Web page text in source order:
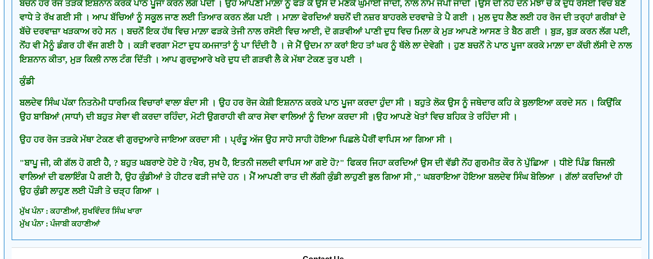
ਬਚਨੋਂ ਹਰ ਰੋਜ ਤੜਕੇ ਇਸ਼ਨਾਨ ਕਰਕੇ ਪਾਠ ਪੂਜਾ ਕਰਨ ਲੱਗ ਪੈਂਦੀ । ਉਹ ਆਪਣੀ ਮਾਲ਼ਾ ਨੂੰ ਫੜ ਕੇ ਉਸ ਦੇ ਮਣਕੇ ਘੁਮਾਈ ਜਾਂਦੀ, ਨਾਲ ਨਾਮ ਜਪੀ ਜਾਂਦੀ ।ਉਸ ਦੀ ਨੋਂਹ ਦੋਨੋਂ ਮੱਝਾਂ ਚੋ ਕੇ ਦੁਧ ਰਸੋਈ ਵਿਚ ਬਣੇ
ਵਾਧੇ ਤੇ ਰੱਖ ਗਈ ਸੀ । ਆਪ ਬੱਚਿਆਂ ਨੂੰ ਸਕੂਲ ਜਾਣ ਲਈ ਤਿਆਰ ਕਰਨ ਲੱਗ ਪਈ । ਮਾਲ਼ਾ ਫੇਰਦਿਆਂ ਬਚਨੋਂ ਦੀ ਨਜ਼ਰ ਬਾਹਰਲੇ ਦਰਵਾਜ਼ੇ ਤੇ ਪੈ ਗਈ । ਮੁਲ ਦੁਧ ਲੈਣ ਲਈ ਹਰ ਰੋਜ ਦੀ ਤਰ੍ਹਾਂ ਗਰੀਬਾਂ ਦੇ
ਬੱਚੇ ਦਰਵਾਜ਼ਾ ਖੜਕਾਅ ਰਹੇ ਸਨ । ਬਚਨੋਂ ਇਕ ਹੱਥ ਵਿਚ ਮਾਲ਼ਾ ਫੜਕੇ ਤੇਜੀ ਨਾਲ ਰਸੋਈ ਵਿਚ ਆਈ, ਦੋ ਗੜਵੀਆਂ ਪਾਣੀ ਦੁਧ ਵਿਚ ਮਿਲਾ ਕੇ ਮੁੜ ਆਪਣੇ ਆਸਣ ਤੇ ਬੈਠ ਗਈ । ਬੁੜ, ਬੁੜ ਕਰਨ ਲੱਗ ਪਈ,
ਨੋਂਹ ਵੀ ਮੈਨੂੰ ਡੰਗਰ ਹੀ ਵੱਜ ਗਈ ਹੈ । ਕੜੀ ਵਰਗਾ ਮੋਟਾ ਦੁਧ ਕਮਜਾਤਾਂ ਨੂੰ ਪਾ ਦਿੰਦੀ ਹੈ । ਜੇ ਮੈਂ ਉਦਮ ਨਾ ਕਰਾਂ ਇਹ ਤਾਂ ਘਰ ਨੂੰ ਥੱਲੇ ਲਾ ਦੇਵੇਗੀ । ਹੁਣ ਬਚਨੋਂ ਨੇ ਪਾਠ ਪੂਜਾ ਕਰਕੇ ਮਾਲ਼ਾ ਦਾ ਕੱਚੀ ਲੱਸੀ ਦੇ ਨਾਲ
ਇਸ਼ਨਾਨ ਕੀਤਾ, ਮੁੜ ਕਿਲੀ ਨਾਲ ਟੰਗ ਦਿੱਤੀ । ਆਪ ਗੁਰਦੁਆਰੇ ਖਰੇ ਦੁਧ ਦੀ ਗੜਵੀ ਲੈ ਕੇ ਮੱਥਾ ਟੇਕਣ ਤੁਰ ਪਈ ।
ਕੁੰਡੀ
ਬਲਦੇਵ ਸਿੰਘ ਪੱਕਾ ਨਿਤਨੇਮੀ ਧਾਰਮਿਕ ਵਿਚਾਰਾਂ ਵਾਲਾ ਬੰਦਾ ਸੀ । ਉਹ ਹਰ ਰੋਜ ਕੇਸ਼ੀ ਇਸ਼ਨਾਨ ਕਰਕੇ ਪਾਠ ਪੂਜਾ ਕਰਦਾ ਹੁੰਦਾ ਸੀ । ਬਹੁਤੇ ਲੋਕ ਉਸ ਨੂੰ ਜਥੇਦਾਰ ਕਹਿ ਕੇ ਬੁਲਾਇਆ ਕਰਦੇ ਸਨ । ਕਿਉਂਕਿ
ਉਹ ਬਾਬਿਆਂ (ਸਾਧਾਂ) ਦੀ ਬਹੁਤ ਸੇਵਾ ਵੀ ਕਰਦਾ ਰਹਿੰਦਾ, ਮੋਟੀ ਉਗਰਾਹੀ ਵੀ ਕਾਰ ਸੇਵਾ ਵਾਲਿਆਂ ਨੂੰ ਦਿਆ ਕਰਦਾ ਸੀ ।ਉਹ ਆਪਣੇ ਖੇਤਾਂ ਵਿਚ ਬਹਿਕ ਤੇ ਰਹਿੰਦਾ ਸੀ ।
ਉਹ ਹਰ ਰੋਜ ਤੜਕੇ ਮੱਥਾ ਟੇਕਣ ਵੀ ਗੁਰਦੁਆਰੇ ਜਾਇਆ ਕਰਦਾ ਸੀ । ਪ੍ਰੰਤੂ ਅੱਜ ਉਹ ਸਾਹੋ ਸਾਹੀ ਹੋਇਆ ਪਿਛਲੇ ਪੈਰੀਂ ਵਾਪਿਸ ਆ ਗਿਆ ਸੀ ।
"ਬਾਪੂ ਜੀ, ਕੀ ਗੱਲ ਹੋ ਗਈ ਹੈ, ? ਬਹੁਤ ਘਬਰਾਏ ਹੋਏ ਹੋ ?ਖੈਰ, ਸੁਖ ਹੈ, ਇਤਨੀ ਜਲਦੀ ਵਾਪਿਸ ਆ ਗਏ ਹੋ?" ਫਿਕਰ ਜਿਹਾ ਕਰਦਿਆਂ ਉਸ ਦੀ ਵੱਡੀ ਨੋਂਹ ਗੁਰਮੀਤ ਕੌਰ ਨੇ ਪੁੱਛਿਆ । ਧੀਏ ਪਿੰਡ ਬਿਜਲੀ
ਵਾਲਿਆਂ ਦੀ ਫਲਾਇੰਗ ਪੈ ਗਈ ਹੈ, ਉਹ ਕੁੰਡੀਆਂ ਤੇ ਹੀਟਰ ਫੜੀ ਜਾਂਦੇ ਹਨ । ਮੈਂ ਆਪਣੀ ਰਾਤ ਦੀ ਲੱਗੀ ਕੁੰਡੀ ਲਾਹੁਣੀ ਭੁਲ ਗਿਆ ਸੀ ," ਘਬਰਾਇਆ ਹੋਇਆ ਬਲਦੇਵ ਸਿੰਘ ਬੋਲਿਆ । ਗੱਲਾਂ ਕਰਦਿਆਂ ਹੀ
ਉਹ ਕੁੰਡੀ ਲਾਹੁਣ ਲਈ ਪੌੜੀ ਤੇ ਚੜ੍ਹ ਗਿਆ ।
ਮੁੱਖ ਪੰਨਾ : ਕਹਾਣੀਆਂ, ਸੁਖਵਿੰਦਰ ਸਿੰਘ ਖਾਰਾ
ਮੁੱਖ ਪੰਨਾ : ਪੰਜਾਬੀ ਕਹਾਣੀਆਂ